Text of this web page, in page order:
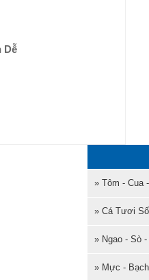
Dễ
» Tôm - Cua
» Cá Tươi
» Ngao - Sò -
» Mực -